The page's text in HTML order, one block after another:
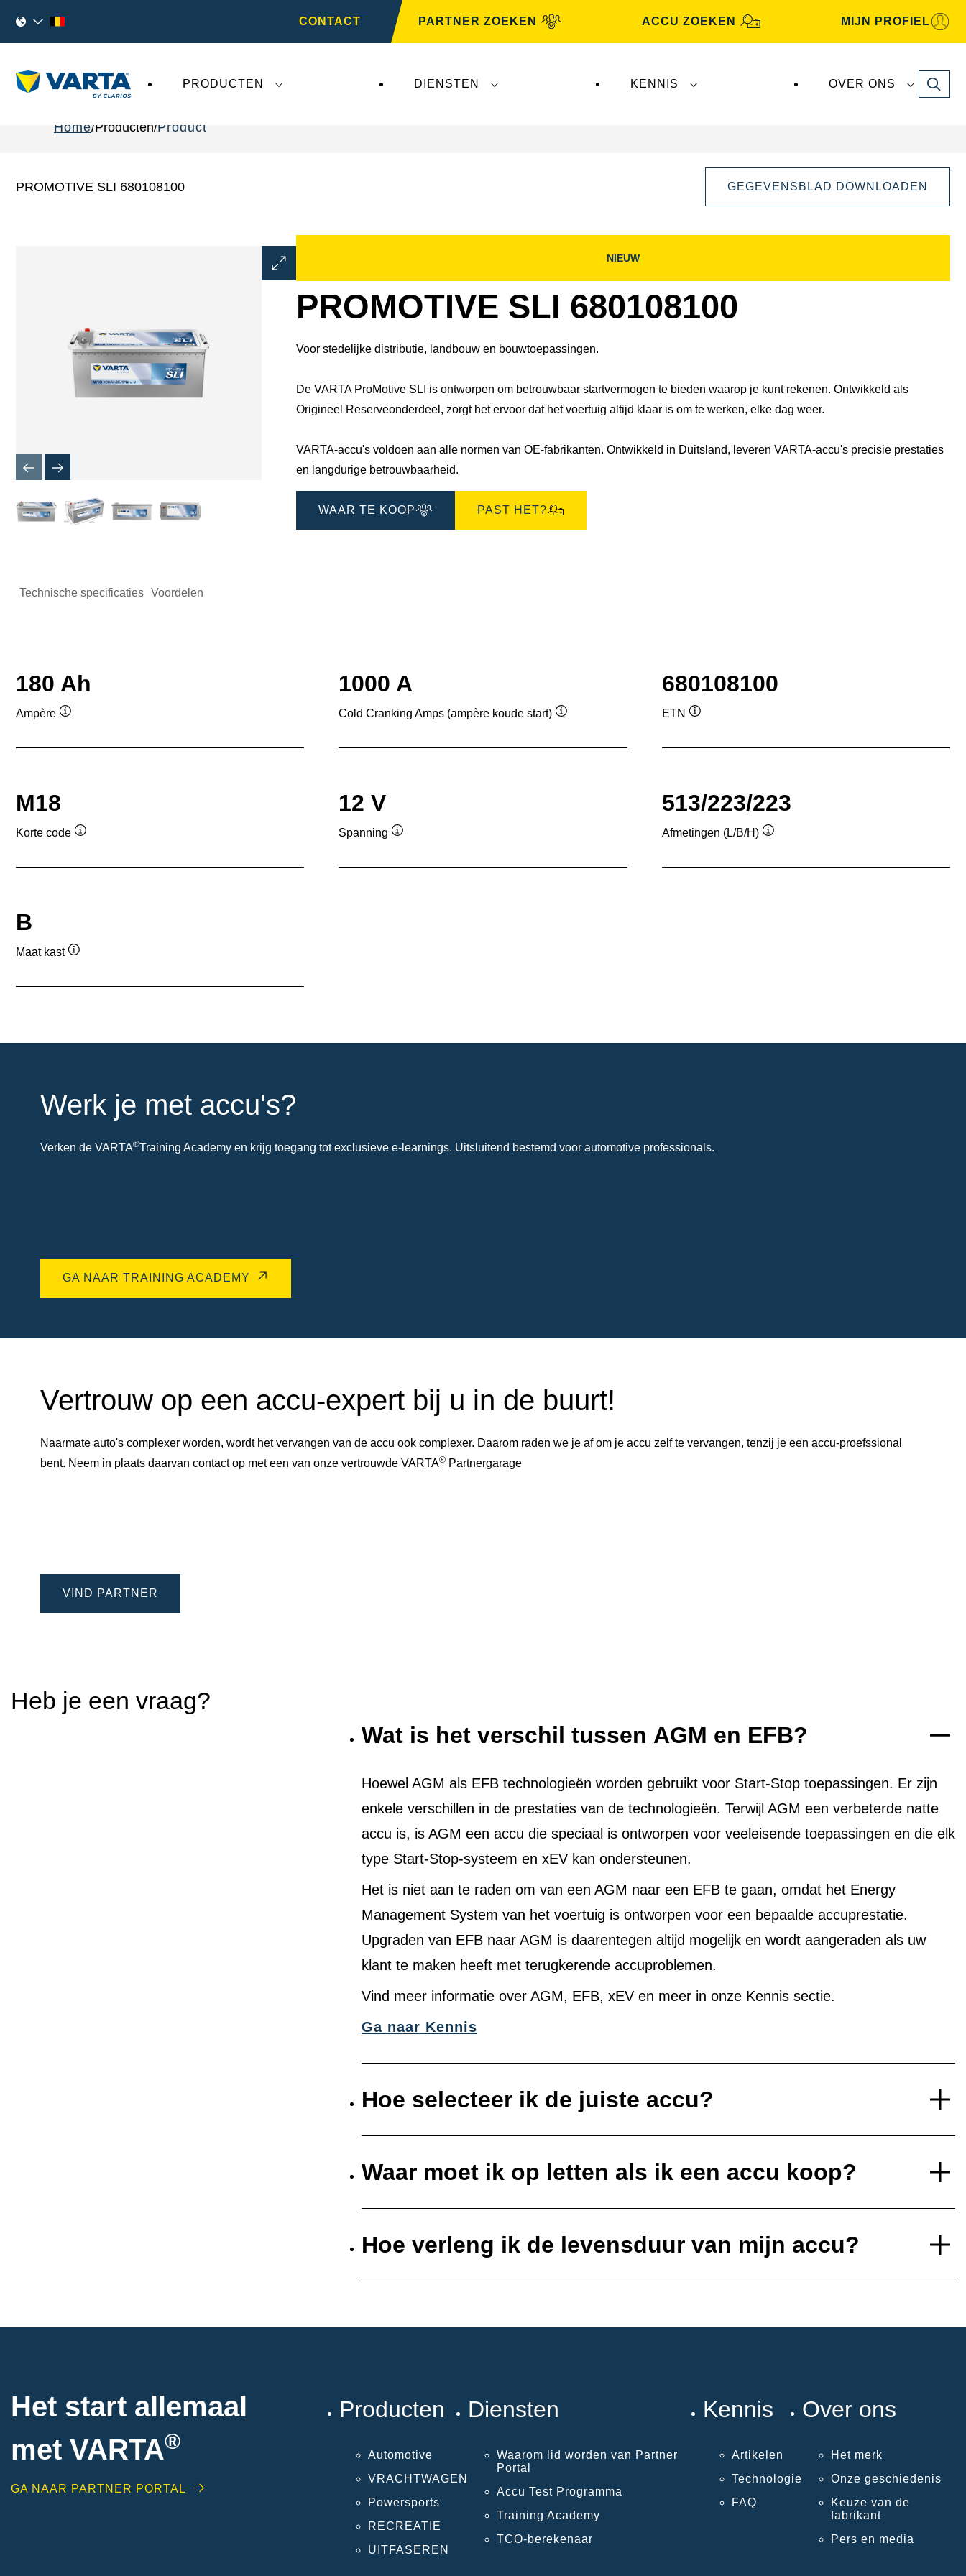
CONTACT PARTNER ZOEKEN ACCU ZOEKEN MIJN PROFIEL
PRODUCTEN DIENSTEN KENNIS OVER ONS Search
Home Producten Product
PROMOTIVE SLI 680108100 GEGEVENSBLAD DOWNLOADEN
Dialoogvenster
Afbeelding
Dialoogvenster
NIEUW
PROMOTIVE SLI 680108100
Voor stedelijke distributie, landbouw en bouwtoepassingen.
De VARTA ProMotive SLI is ontworpen om betrouwbaar startvermogen te bieden waarop je kunt rekenen. Ontwikkeld als
Origineel Reserveonderdeel, zorgt het ervoor dat het voertuig altijd klaar is om te werken, elke dag weer.
VARTA-accu's voldoen aan alle normen van OE-fabrikanten. Ontwikkeld in Duitsland, leveren VARTA-accu's precisie prestaties
en langdurige betrouwbaarheid.
WAAR TE KOOP PAST HET?
Technische specificaties Voordelen
180 Ah
Ampère
de
1000 A
Cold Cranking Amps (ampère koude start)
de
680108100
ETN
de
M18
Korte code
de
12 V
Spanning
de
513/223/223
Afmetingen (L/B/H)
de
B
Maat kast
de
Werk je met accu's?
Verken de VARTA®Training Academy en krijg toegang tot exclusieve e-learnings. Uitsluitend bestemd voor automotive professionals.
GA NAAR TRAINING ACADEMY
Vertrouw op een accu-expert bij u in de buurt!
Naarmate auto's complexer worden, wordt het vervangen van de accu ook complexer. Daarom raden we je af om je accu zelf te vervangen, tenzij je een accu-proefssional
bent. Neem in plaats daarvan contact op met een van onze vertrouwde VARTA® Partnergarage
VIND PARTNER
Heb je een vraag?
Wat is het verschil tussen AGM en EFB?
Hoewel AGM als EFB technologieën worden gebruikt voor Start-Stop toepassingen. Er zijn
enkele verschillen in de prestaties van de technologieën. Terwijl AGM een verbeterde natte
accu is, is AGM een accu die speciaal is ontworpen voor veeleisende toepassingen en die elk
type Start-Stop-systeem en xEV kan ondersteunen.
Het is niet aan te raden om van een AGM naar een EFB te gaan, omdat het Energy
Management System van het voertuig is ontworpen voor een bepaalde accuprestatie.
Upgraden van EFB naar AGM is daarentegen altijd mogelijk en wordt aangeraden als uw
klant te maken heeft met terugkerende accuproblemen.
Vind meer informatie over AGM, EFB, xEV en meer in onze Kennis sectie.
Ga naar Kennis
Hoe selecteer ik de juiste accu?
Waar moet ik op letten als ik een accu koop?
Hoe verleng ik de levensduur van mijn accu?
Het start allemaal
met VARTA®
GA NAAR PARTNER PORTAL
Producten
Automotive
VRACHTWAGEN
Powersports
RECREATIE
UITFASEREN
Diensten
Waarom lid worden van Partner
Portal
Accu Test Programma
Training Academy
TCO-berekenaar
Kennis
Artikelen
Technologie
FAQ
Over ons
Het merk
Onze geschiedenis
Keuze van de
fabrikant
Pers en media